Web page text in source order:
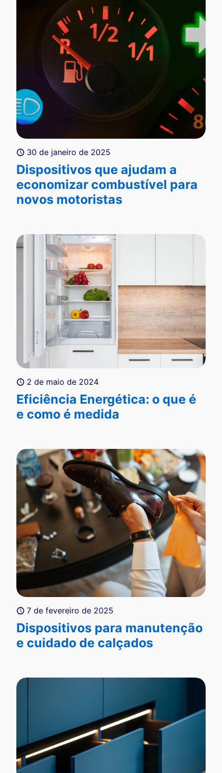
30 de janeiro de 2025
Dispositivos que ajudam a
economizar combustível para
novos motoristas
2 de maio de 2024
Eficiência Energética: o que é
e como é medida
7 de fevereiro de 2025
Dispositivos para manutenção
e cuidado de calçados